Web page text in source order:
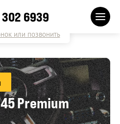
6939
или позвонить
Premium